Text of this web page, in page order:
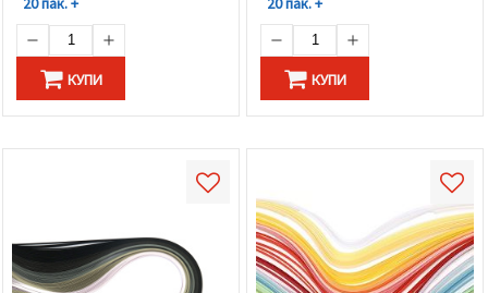
КУПИ КУПИ